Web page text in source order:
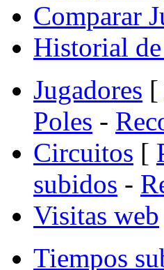
Comparar
Historial
Jugadores [
Poles -
Circuitos [
subidos -
Visitas web
Tiempos